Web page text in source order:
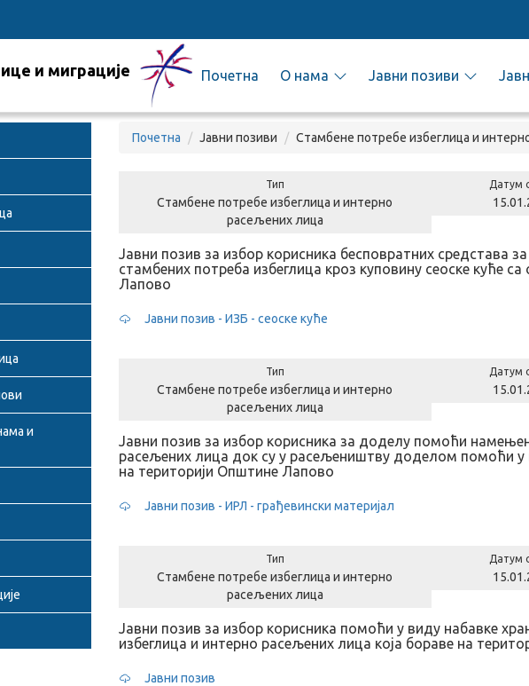
и миграције
Почетна О нама Јавни позиви
и
Почетна Јавни позиви Стамбене потребе избеглица и
Тип
Стамбене потребе избеглица и интерно
расељених лица
Датум
Јавни позив за избор корисника бесповратних средстава
стамбених потреба избеглица кроз куповину сеоске куће
Лапово
Јавни позив - ИЗБ - сеоске куће
Тип
Стамбене потребе избеглица и интерно
расељених лица
Датум
Јавни позив за избор корисника за доделу помоћи
расељених лица док су у расељеништву доделом помоћи у
на територији Општине Лапово
Јавни позив - ИРЛ - грађевински материјал
Тип
Стамбене потребе избеглица и интерно
расељених лица
Датум
Јавни позив за избор корисника помоћи у виду набавке
избеглица и интерно расељених лица која бораве на
Јавни позив